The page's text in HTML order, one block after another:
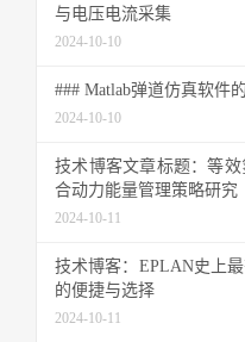
与电压电流采集
2024-10-10
### Matlab弹道仿真软件
2024-10-10
技术博客文章标题：等
合动力能量管理策略研究
2024-10-11
技术博客：EPLAN史上
的便捷与选择
2024-10-11